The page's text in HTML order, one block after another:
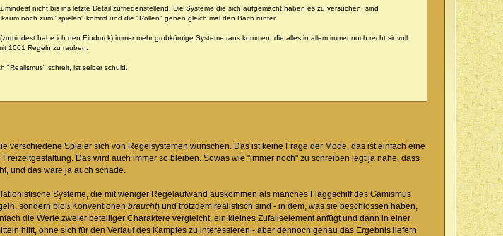
nicht bis ins letzte Detail zufriedenstellend. Die Systeme die sich aufgemacht haben es zu versuchen, sind
noch zum "spielen" kommt und die "Rollen" gehen gleich mal den Bach runter.
habe ich den Eindruck) immer mehr grobkörnige Systeme raus kommen, die alles in allem immer noch recht sinvoll
1001 Regeln zu rauben.
"Realismus" schreit, ist selber schuld.
verschiedene Spieler sich von Regelsystemen wünschen. Das ist keine Frage der Mode, das ist einfach eine
Das wird auch immer so bleiben. Sowas wie "immer noch" zu schreiben legt ja nahe, dass
und das wäre ja auch schade.
Systeme, die mit weniger Regelaufwand auskommen als manches Flaggschiff des Gamismus
sondern bloß Konventionen braucht) und trotzdem realistisch sind - in dem, was sie beschlossen haben,
die Werte zweier beteiliger Charaktere vergleicht, ein kleines Zufallselement anfügt und dann in einer
hilft, ohne sich für den Verlauf des Kampfes zu interessieren - aber dennoch genau das Ergebnis liefern